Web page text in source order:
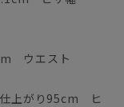
ウエスト
上がり95cm ヒ